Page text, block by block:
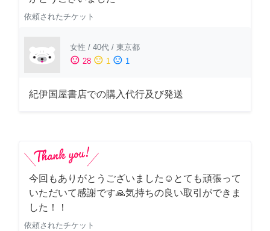
依頼されたチケット
女性 / 40代 / 東京都
sentiment_satisfied 28 sentiment_neutral 1 sentiment_dissatisfied 1
紀伊国屋書店での購入代行及び発送
今回もありがとうございました☺️とても頑張って
いただいて感謝です🙏気持ちの良い取引ができま
した！！
依頼されたチケット